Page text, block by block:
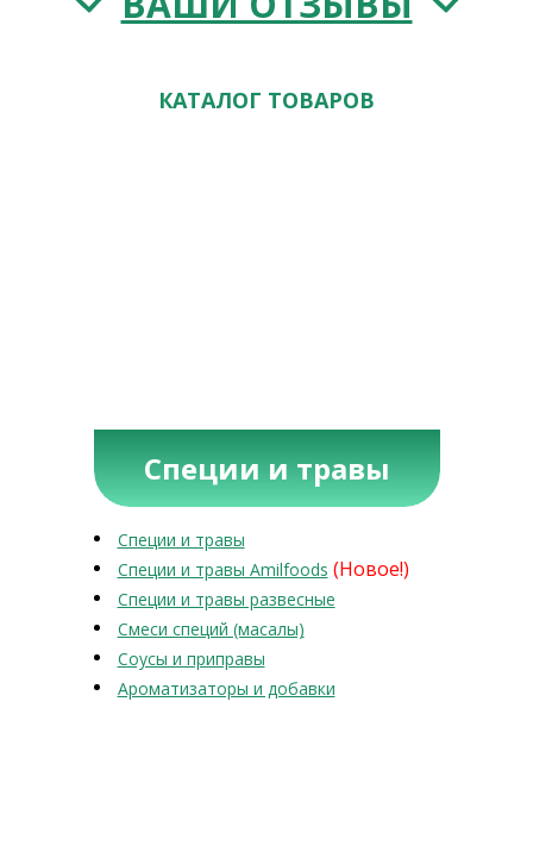
КАТАЛОГ ТОВАРОВ
Специи и травы
Специи и травы
Специи и травы Amilfoods (Новое!)
Специи и травы развесные
Смеси специй (масалы)
Соусы и приправы
Ароматизаторы и добавки